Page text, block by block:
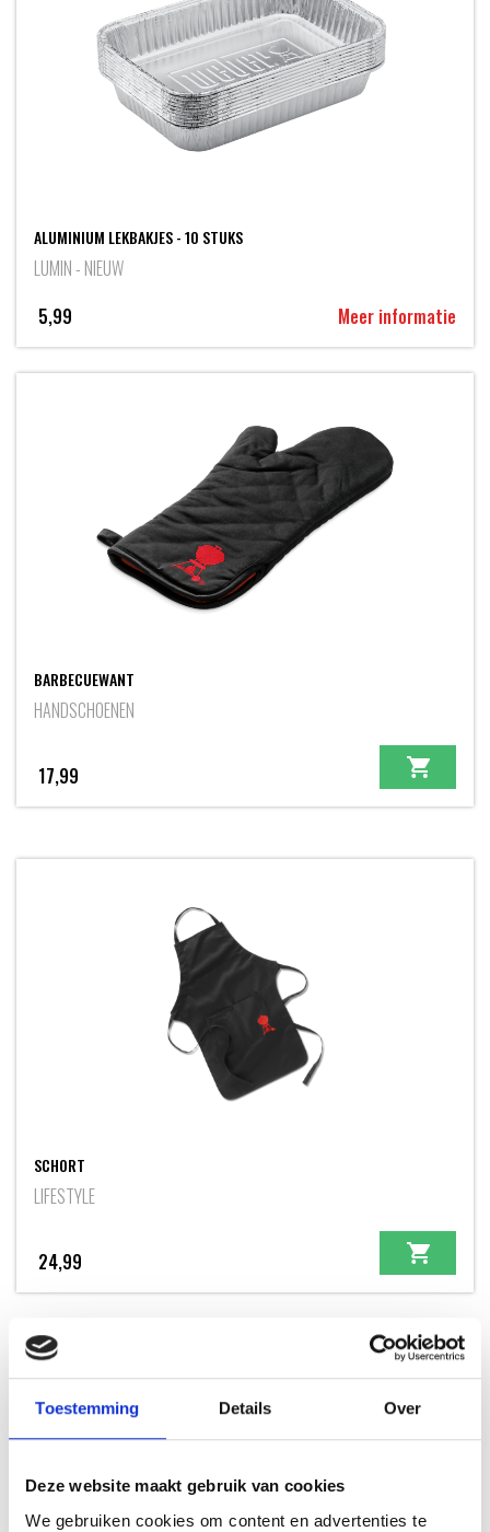
Toestemming Details Over
Deze website maakt gebruik van cookies
We gebruiken cookies om content en advertenties te
ALUMINIUM LEKBAKJES - 10 STUKS
LUMIN - NIEUW
5,99
Meer informatie
BARBECUEWANT
HANDSCHOENEN
17,99
SCHORT
LIFESTYLE
24,99
INSPIRATIE
RECEPTEN EN TIPS